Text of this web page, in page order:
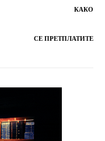
КАКО
СЕ ПРЕТПЛАТИТЕ